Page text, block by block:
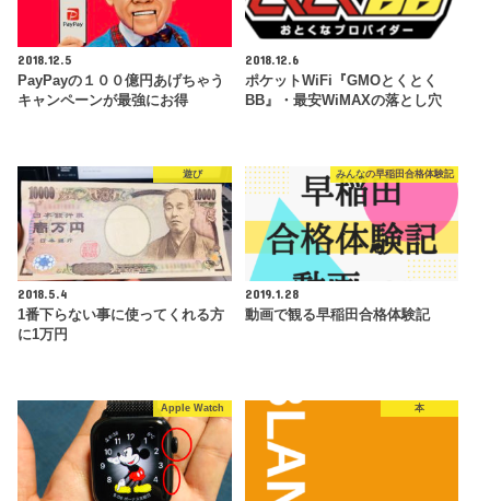
2018.12.5
PayPayの１００億円あげちゃう
キャンペーンが最強にお得
2018.12.6
ポケットWiFi『GMOとくとく
BB』・最安WiMAXの落とし穴
遊び
2018.5.4
1番下らない事に使ってくれる方
に1万円
みんなの早稲田合格体験記
2019.1.28
動画で観る早稲田合格体験記
Apple Watch 本